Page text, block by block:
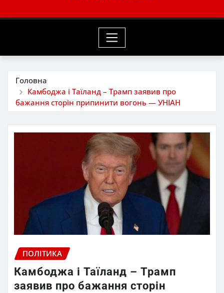
Головна
Камбоджа і Таїланд – Трамп заявив про
бажання сторін припинити вогонь — УНІАН
ПОЛІТИКА
Камбоджа і Таїланд – Трамп
заявив про бажання сторін